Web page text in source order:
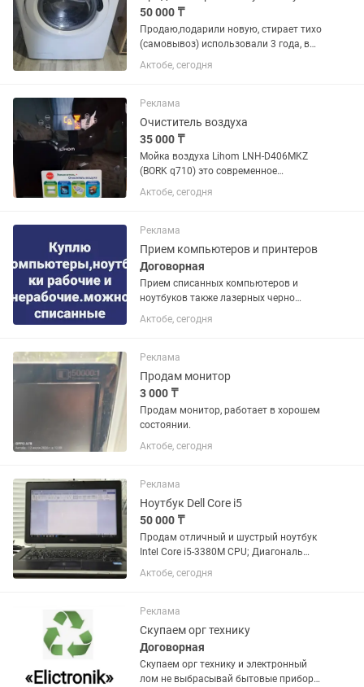
50 000 ₸
Продаю,подарили новую, стирает тихо
(самовывоз) использовали 3 года, в
рабочее состояние.продаем потому,что
новую подарили ТипСтирально-
модельCandy Smart (Smart Touch /...
Актобе, сегодня
Реклама
Очиститель воздуха
35 000 ₸
Мойка воздуха Lihom LNH-D406MKZ
(BORK q710) это современное
устройство для эффективного
увлажнения и очистки воздуха в
себе функции увлажнителя и...
Актобе, сегодня
Реклама
Прием компьютеров и принтеров
Договорная
Прием списанных компьютеров и
ноутбуков также лазерных черно
белых принтеров в любом состоянии
свыше 2013 года.
Актобе, сегодня
Реклама
Продам монитор
3 000 ₸
Продам монитор, работает в хорошем
состоянии.
Актобе, сегодня
Реклама
Ноутбук Dell Core i5
50 000 ₸
Продам отличный и шустрый ноутбук
Intel Core i5-3380M CPU; Диагональ
экрана:14,0"HD; Жесткий диск
SSD:120тб; Оперативная память:8 Gb;
Актобе, сегодня
Реклама
Скупаем орг технику
Договорная
Скупаем орг технику и электронный
лом не выбрасывай бытовые приборы